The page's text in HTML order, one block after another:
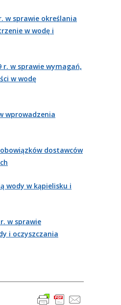
w sprawie określania
w wodę i
r. w sprawie wymagań,
w wodę
wprowadzenia
dostawców
wody w kąpielisku i
w sprawie
i oczyszczania